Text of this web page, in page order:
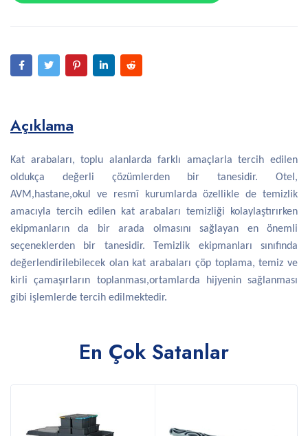
Açıklama
Kat arabaları, toplu alanlarda farklı amaçlarla tercih edilen
oldukça değerli çözümlerden bir tanesidir. Otel,
AVM,hastane,okul ve resmî kurumlarda özellikle de temizlik
amacıyla tercih edilen kat arabaları temizliği kolaylaştırırken
ekipmanların da bir arada olmasını sağlayan en önemli
seçeneklerden bir tanesidir. Temizlik ekipmanları sınıfında
değerlendirilebilecek olan kat arabaları çöp toplama, temiz ve
kirli çamaşırların toplanması,ortamlarda hijyenin sağlanması
gibi işlemlerde tercih edilmektedir.
En Çok Satanlar